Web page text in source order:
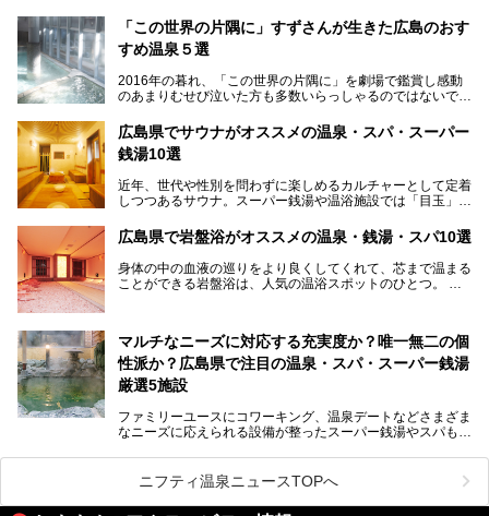
厳島神社と原爆ドームの2つの世界文化遺産があり、年間を
通して多数の観光客が訪れます。工業都市として栄えた呉市
や、坂の町・尾道市など、ゆっくり訪れたい町や観光スポッ
モン、全国にファンが多い広島風お好み焼きなどのグルメも
充実。
銭湯をご紹介します。
「この世界の片隅に」すずさんが生きた広島のおす
すめ温泉５選
2016年の暮れ、「この世界の片隅に」を劇場で鑑賞し感動
のあまりむせび泣いた方も多数いらっしゃるのではないでし
あの夏のヒロシマを生きた主人公すずさんの笑顔が、今もど
こかに輝きつづけていることをふと思い浮かべます。
そんな映画の舞台となった広島県呉市を中心に、広島のおす
広島県でサウナがオススメの温泉・スパ・スーパー
銭湯10選
近年、世代や性別を問わずに楽しめるカルチャーとして定着
しつつあるサウナ。スーパー銭湯や温浴施設では「目玉」と
わりと身体の内部を温めて発汗を促すサウナは、リフレッシ
ュ効果はもちろん、代謝が高まり健康や美容にも良い影響が
期待されます。今回はそんなサウナにこだわった、広島県内
のオススメ温泉・銭湯・スパ10ヶ所を紹介させていただき
ます。
広島県で岩盤浴がオススメの温泉・銭湯・スパ10選
身体の中の血液の巡りをより良くしてくれて、芯まで温まる
ことができる岩盤浴は、人気の温浴スポットのひとつ。
る、広島県でオススメの温泉・銭湯・スパをご紹介していき
ます！
マルチなニーズに対応する充実度か？唯一無二の個
性派か？広島県で注目の温泉・スパ・スーパー銭湯
厳選5施設
ファミリーユースにコワーキング、温泉デートなどさまざま
なニーズに応えられる設備が整ったスーパー銭湯やスパも、
いった個性が魅力の温泉も、どちらも充実している広島県。
今回は、そんな広島県にある温浴施設のなかから、筆者が
「一度訪ねてみたい」と気になっている魅力的な施設を5件
ピックアップして紹介します。
ニフティ温泉ニュースTOPへ